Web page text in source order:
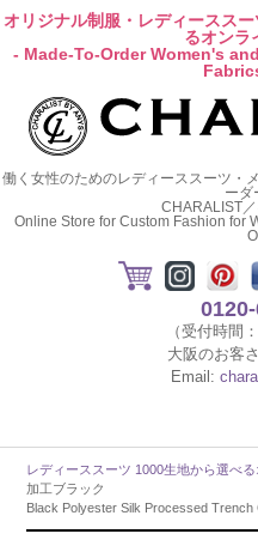
オリジナル制服・レディースス
るオンラ
- Made-To-Order Women's
働く女性のためのレディーススーツ・
ーダ
CHARALIST
Online Store for Custom Fashion for
（受付時間
大阪のお客
Email:
レディーススーツ 1000生地から選べ
加工ブラック
Black Polyester Silk Processed Trench